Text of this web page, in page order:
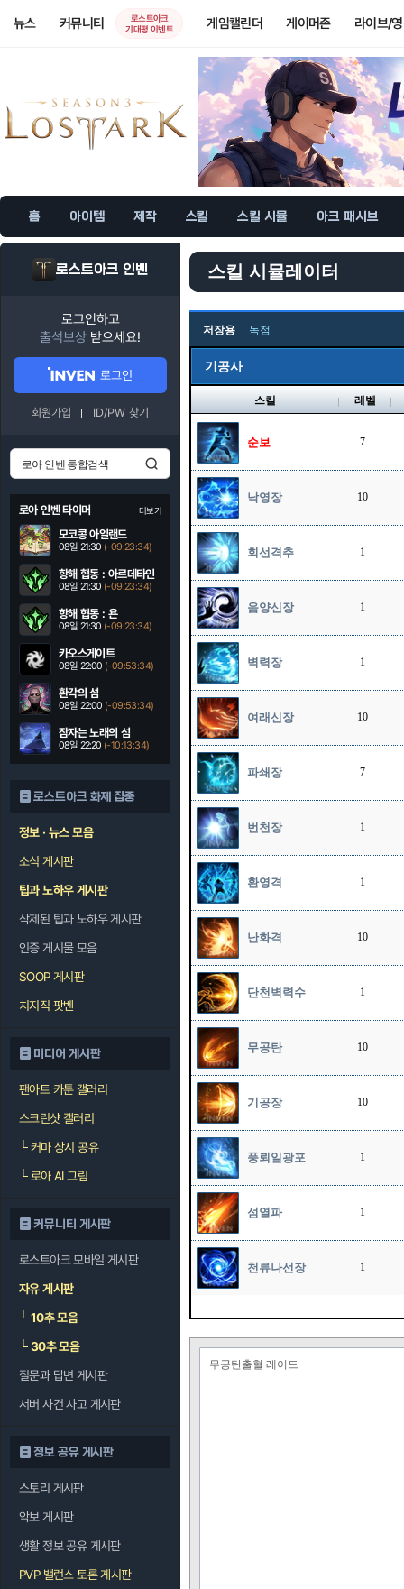
뉴스 커뮤니티
로스트아크
기대평 이벤트
게임캘린더 게이머존 라이브/
홈 아이템 제작 스킬 스킬 시뮬 아크 패시브
로스트아크 인벤
로그인하고
출석보상 받으세요!
로그인
회원가입 ID/PW 찾기
로아 인벤 타이머 더보기
모코콩 아일랜드
08일 21:30 (-09:23:33)
항해 협동 : 아르데타인
08일 21:30 (-09:23:33)
항해 협동 : 욘
08일 21:30 (-09:23:33)
카오스게이트
08일 22:00 (-09:53:33)
환각의 섬
08일 22:00 (-09:53:33)
잠자는 노래의 섬
08일 22:20 (-10:13:33)
로스트아크 화제 집중
정보 · 뉴스 모음
소식 게시판
팁과 노하우 게시판
삭제된 팁과 노하우 게시판
인증 게시물 모음
SOOP 게시판
치지직 팟벤
미디어 게시판
팬아트 카툰 갤러리
스크린샷 갤러리
└커마 상시 공유
└로아 AI 그림
커뮤니티 게시판
로스트아크 모바일 게시판
자유 게시판
└10추 모음
└30추 모음
질문과 답변 게시판
서버 사건 사고 게시판
정보 공유 게시판
스토리 게시판
악보 게시판
생활 정보 공유 게시판
PVP 밸런스 토론 게시판
스킬 시뮬레이터
저장용 녹점
기공사
스킬 레벨
순보 7
낙영장 10
회선격추 1
음양신장 1
벽력장 1
여래신장 10
파쇄장 7
번천장 1
환영격 1
난화격 10
단천벽력수 1
무공탄 10
기공장 10
풍뢰일광포 1
섬열파 1
천류나선장 1
무공탄출혈 레이드